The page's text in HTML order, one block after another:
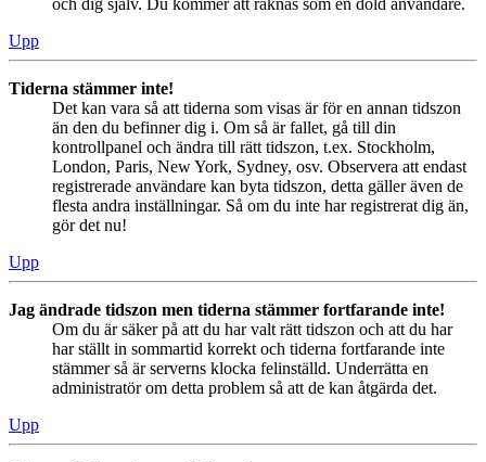
och dig själv. Du kommer att räknas som en dold användare.
Upp
Tiderna stämmer inte!
Det kan vara så att tiderna som visas är för en annan tidszon
än den du befinner dig i. Om så är fallet, gå till din
kontrollpanel och ändra till rätt tidszon, t.ex. Stockholm,
London, Paris, New York, Sydney, osv. Observera att endast
registrerade användare kan byta tidszon, detta gäller även de
flesta andra inställningar. Så om du inte har registrerat dig än,
gör det nu!
Upp
Jag ändrade tidszon men tiderna stämmer fortfarande inte!
Om du är säker på att du har valt rätt tidszon och att du har
har ställt in sommartid korrekt och tiderna fortfarande inte
stämmer så är serverns klocka felinställd. Underrätta en
administratör om detta problem så att de kan åtgärda det.
Upp